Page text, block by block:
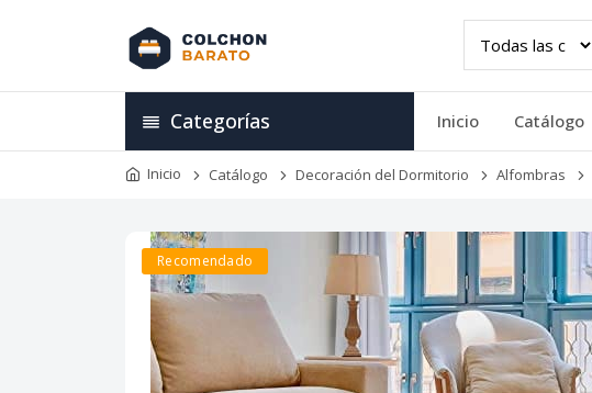
Categorías Inicio Catálogo
Inicio Catálogo Decoración del Dormitorio Alfombras
Recomendado